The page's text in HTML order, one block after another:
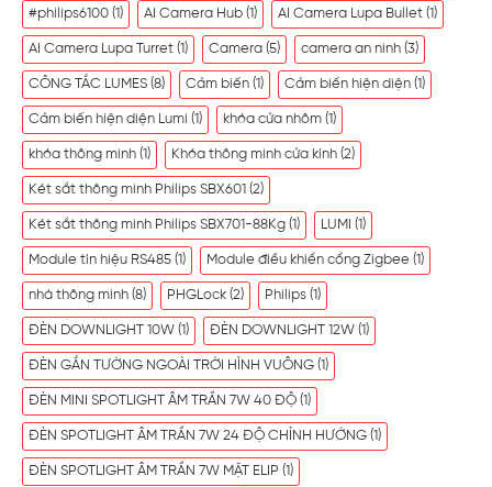
#philips6100 (1) AI Camera Hub (1) AI Camera Lupa Bullet (1)
AI Camera Lupa Turret (1) Camera (5) camera an ninh (3)
CÔNG TẮC LUMES (8) Cảm biến (1) Cảm biến hiện diện (1)
Cảm biến hiện diện Lumi (1) khóa cửa nhôm (1)
khóa thông minh (1) Khóa thông minh cửa kính (2)
Két sắt thông minh Philips SBX601 (2)
Két sắt thông minh Philips SBX701-88Kg (1) LUMI (1)
Module tín hiệu RS485 (1) Module điều khiển cổng Zigbee (1)
nhà thông minh (8) PHGLock (2) Philips (1)
ĐÈN DOWNLIGHT 10W (1) ĐÈN DOWNLIGHT 12W (1)
ĐÈN GẮN TƯỜNG NGOÀI TRỜI HÌNH VUÔNG (1)
ĐÈN MINI SPOTLIGHT ÂM TRẦN 7W 40 ĐỘ (1)
ĐÈN SPOTLIGHT ÂM TRẦN 7W 24 ĐỘ CHỈNH HƯỚNG (1)
ĐÈN SPOTLIGHT ÂM TRẦN 7W MẶT ELIP (1)